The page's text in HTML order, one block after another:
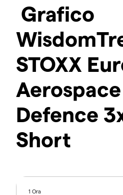
Grafico
STOXX
Defence
Short
1 Ora